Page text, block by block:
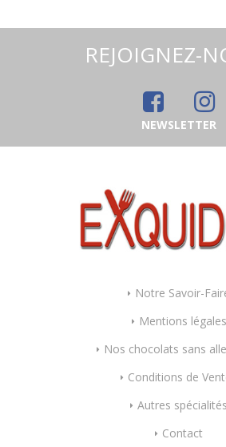
REJOIGNEZ-
NEWSLETTER
Notre Savoir-
Mentions légales
Nos chocolats sans
Conditions de
Autres spécialités
Contact